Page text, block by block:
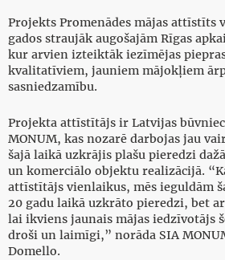
Projekts Promenādes mājas attīstīts
gados straujāk augošajām Rīgas
kur arvien izteiktāk iezīmējas
kvalitatīviem, jauniem mājokļiem
sasniedzamību.
Projekta attīstītājs ir Latvijas
MONUM, kas nozarē darbojas jau
šajā laikā uzkrājis plašu pieredzi
un komerciālo objektu realizācijā.
attīstītājs vienlaikus, mēs ieguldām
20 gadu laikā uzkrāto pieredzi, bet
lai ikviens jaunais mājas iedzīvotājs
droši un laimīgi,” norāda SIA
Domello.